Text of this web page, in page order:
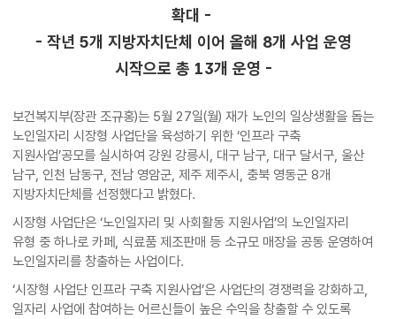
확대 -
- 작년 5개 지방자치단체 이어 올해 8개 사업 운영
시작으로 총 13개 운영 -
보건복지부(장관 조규홍)는 5월 27일(월) 재가 노인의 일상생활을 돕는
노인일자리 시장형 사업단을 육성하기 위한 ‘인프라 구축
지원사업’공모를 실시하여 강원 강릉시, 대구 남구, 대구 달서구, 울산
남구, 인천 남동구, 전남 영암군, 제주 제주시, 충북 영동군 8개
지방자치단체를 선정했다고 밝혔다.
시장형 사업단은 ‘노인일자리 및 사회활동 지원사업’의 노인일자리
유형 중 하나로 카페, 식료품 제조판매 등 소규모 매장을 공동 운영하여
노인일자리를 창출하는 사업이다.
‘시장형 사업단 인프라 구축 지원사업’은 사업단의 경쟁력을 강화하고,
일자리 사업에 참여하는 어르신들이 높은 수익을 창출할 수 있도록